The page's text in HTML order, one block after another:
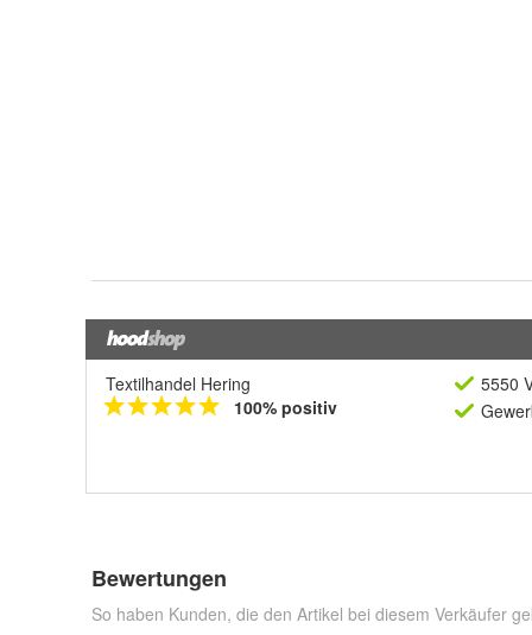
Textilhandel Hering
100% positiv
5550
Bewertungen
So haben Kunden, die den Artikel bei diesem Verkäufer